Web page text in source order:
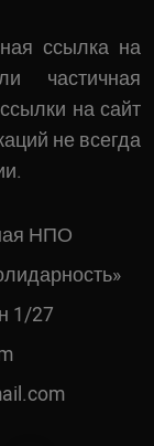
ссылка на
частичная
на сайт
не всегда
НПО
1/27